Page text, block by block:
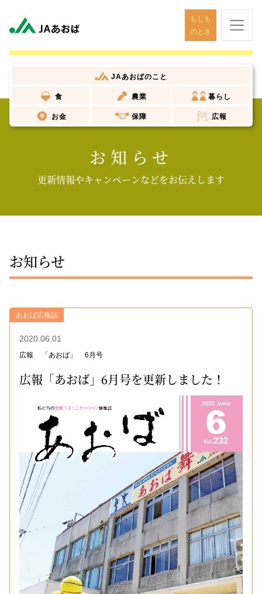
もしも
のとき
JAあおばのこと
食 農業 暮らし
お金 保障 広報
お知らせ
更新情報やキャンペーンなどをお伝えします
お知らせ
あおば広報誌
2020.06.01
広報 「あおば」 6月号
広報「あおば」6月号を更新しました！